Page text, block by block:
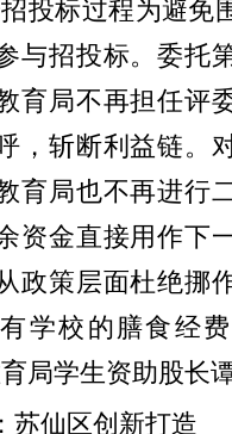
投标过程为避免
与招投标。委托
育局不再担任评
，斩断利益链。
育局也不再进行
资金直接用作下
政策层面杜绝挪
学校的膳食经
局学生资助股长
苏仙区创新打造